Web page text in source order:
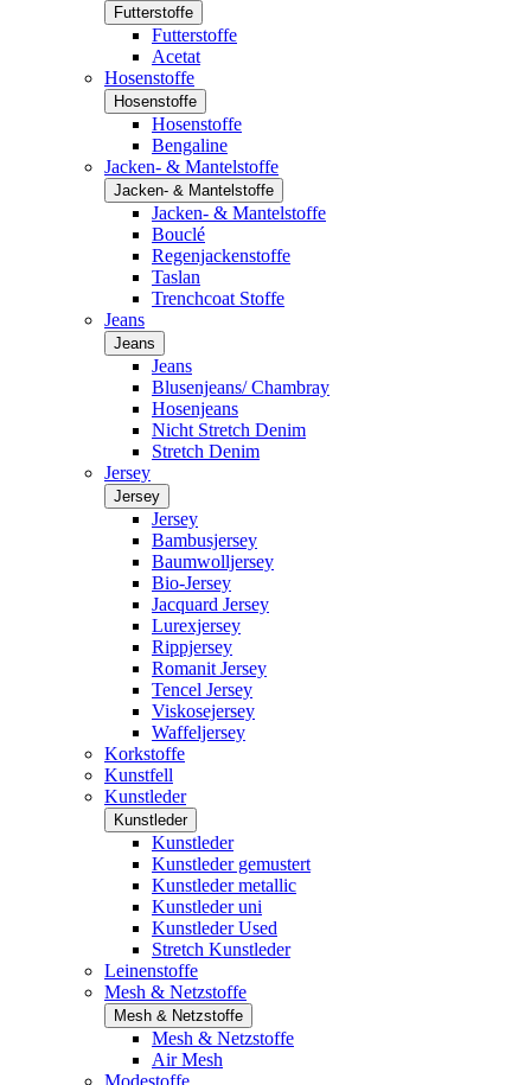
Futterstoffe
Futterstoffe
Acetat
Hosenstoffe
Hosenstoffe
Hosenstoffe
Bengaline
Jacken- & Mantelstoffe
Jacken- & Mantelstoffe
Jacken- & Mantelstoffe
Bouclé
Regenjackenstoffe
Taslan
Trenchcoat Stoffe
Jeans
Jeans
Jeans
Blusenjeans/ Chambray
Hosenjeans
Nicht Stretch Denim
Stretch Denim
Jersey
Jersey
Jersey
Bambusjersey
Baumwolljersey
Bio-Jersey
Jacquard Jersey
Lurexjersey
Rippjersey
Romanit Jersey
Tencel Jersey
Viskosejersey
Waffeljersey
Korkstoffe
Kunstfell
Kunstleder
Kunstleder
Kunstleder
Kunstleder gemustert
Kunstleder metallic
Kunstleder uni
Kunstleder Used
Stretch Kunstleder
Leinenstoffe
Mesh & Netzstoffe
Mesh & Netzstoffe
Mesh & Netzstoffe
Air Mesh
Modestoffe